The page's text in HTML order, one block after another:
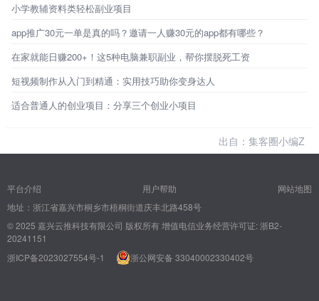
小学教辅资料类轻松副业项目
app推广30元一单是真的吗？邀请一人赚30元的app都有哪些？
在家就能日赚200+！这5种电脑兼职副业，帮你摆脱死工资
短视频制作从入门到精通：实用技巧助你变身达人
适合普通人的创业项目：分享三个创业小项目
出自：集客圈小编Z
平台介绍 用户帮助
网站地图
地址：浙江省嘉兴市桐乡市梧桐街道庆丰北路458号
© 2025 嘉兴云推科技有限公司 版权所有增值电信业务经营许可证: 浙B2-
20241151
浙ICP备2023027554号-1
浙公网安备 33040002330402号